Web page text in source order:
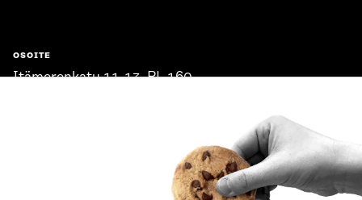
OSOITE
Itämerenkatu 11-13, PL 160,